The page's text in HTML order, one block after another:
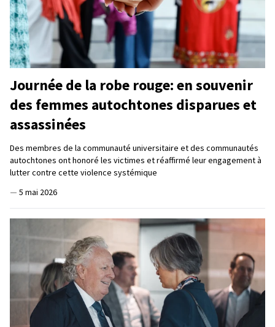
Journée de la robe rouge: en souvenir
des femmes autochtones disparues et
assassinées
Des membres de la communauté universitaire et des communautés
autochtones ont honoré les victimes et réaffirmé leur engagement à
lutter contre cette violence systémique
— 5 mai 2026